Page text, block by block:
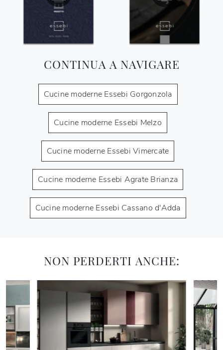
CONTINUA A NAVIGARE
Cucine moderne Essebi Gorgonzola
Cucine moderne Essebi Melzo
Cucine moderne Essebi Vimercate
Cucine moderne Essebi Agrate Brianza
Cucine moderne Essebi Cassano d'Adda
NON PERDERTI ANCHE: